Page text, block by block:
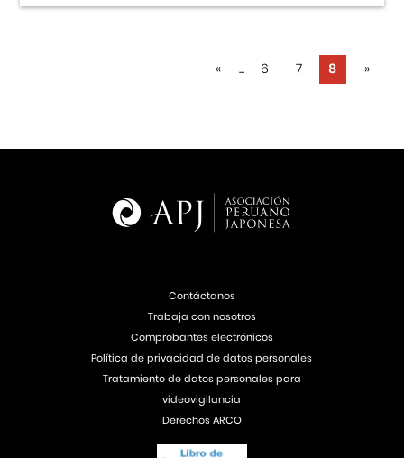
« ... 6 7 8 »
Contáctanos
Trabaja con nosotros
Comprobantes electrónicos
Política de privacidad de datos personales
Tratamiento de datos personales para
videovigilancia
Derechos ARCO